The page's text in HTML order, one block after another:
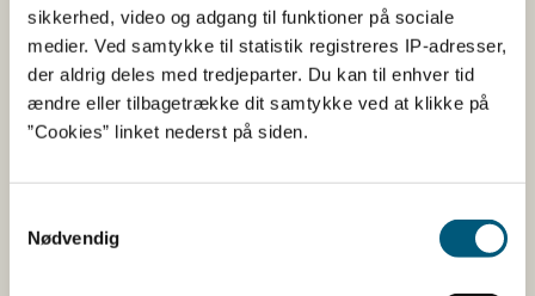
sikkerhed, video og adgang til funktioner på sociale
medier. Ved samtykke til statistik registreres IP-adresser,
der aldrig deles med tredjeparter. Du kan til enhver tid
ændre eller tilbagetrække dit samtykke ved at klikke på
”Cookies” linket nederst på siden.
Nødvendig
Forsøgsperioden er fra 1. september2024 til 31.
december 2025.
Hvert fartøj skal have EM system med kamera
tændt og funktionsdygtigt under forsøget, så
længe der fiskes i Kattegat/Skagerrak. DTU og
og kameradata.
Fartøjerne skal følge de aftaler, der er indgået med
DTU Aqua, samt den tilladelse, der bliver udstedt til